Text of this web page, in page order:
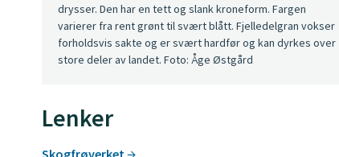
drysser. Den har en tett og slank kroneform. Fargen
varierer fra rent grønt til svært blått. Fjelledelgran vokser
forholdsvis sakte og er svært hardfør og kan dyrkes over
store deler av landet. Foto: Åge Østgård
Lenker
Skogfrøverket